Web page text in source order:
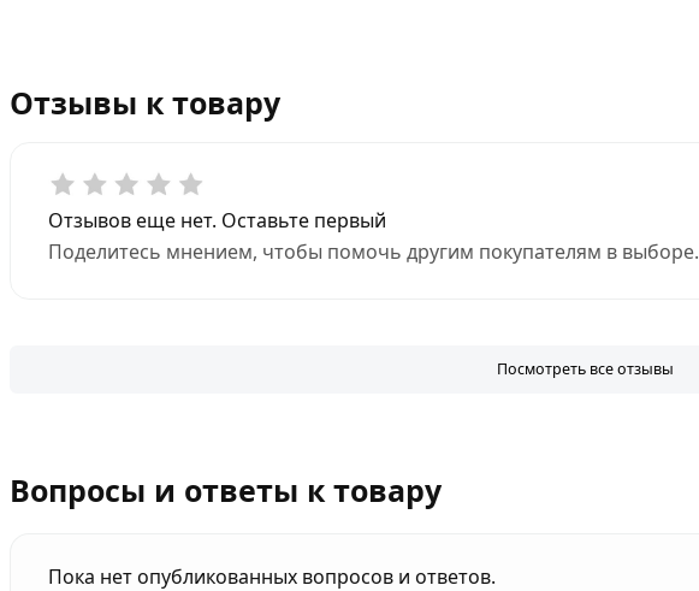
Отзывы к товару
Отзывов еще нет. Оставьте первый
Поделитесь мнением, чтобы помочь другим покупателям в выборе.
Посмотреть все отзывы
Вопросы и ответы к товару
Пока нет опубликованных вопросов и ответов.